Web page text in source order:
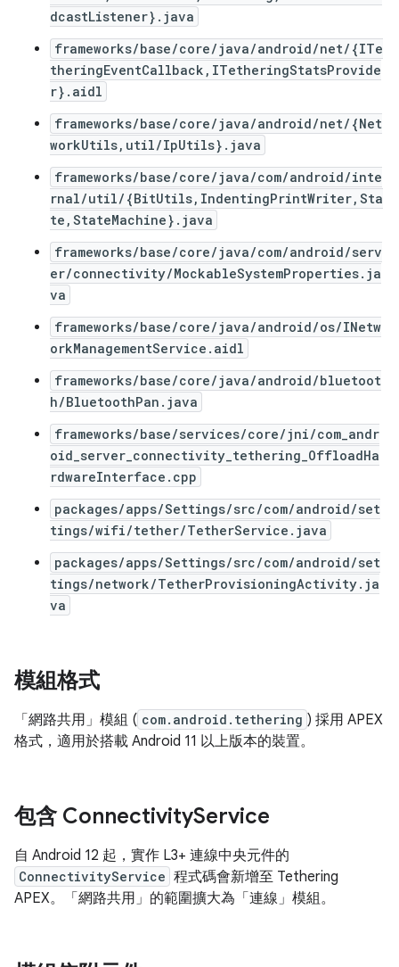
dcastListener}.java
frameworks/base/core/java/android/net/{ITe
theringEventCallback,ITetheringStatsProvide
r}.aidl
frameworks/base/core/java/android/net/{Net
workUtils,util/IpUtils}.java
frameworks/base/core/java/com/android/inte
rnal/util/{BitUtils,IndentingPrintWriter,Sta
te,StateMachine}.java
frameworks/base/core/java/com/android/serv
er/connectivity/MockableSystemProperties.ja
va
frameworks/base/core/java/android/os/INetw
orkManagementService.aidl
frameworks/base/core/java/android/bluetoot
h/BluetoothPan.java
frameworks/base/services/core/jni/com_andr
oid_server_connectivity_tethering_OffloadHa
rdwareInterface.cpp
packages/apps/Settings/src/com/android/set
tings/wifi/tether/TetherService.java
packages/apps/Settings/src/com/android/set
tings/network/TetherProvisioningActivity.ja
va
模組格式
「網路共用」模組 ( com.android.tethering ) 採用 APEX
格式，適用於搭載 Android 11 以上版本的裝置。
包含 ConnectivityService
自 Android 12 起，實作 L3+ 連線中央元件的
ConnectivityService 程式碼會新增至 Tethering
APEX。「網路共用」的範圍擴大為「連線」模組。